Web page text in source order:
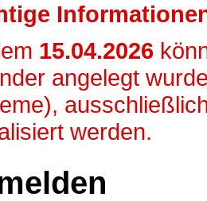
15.04.2026
angelegt
werden.